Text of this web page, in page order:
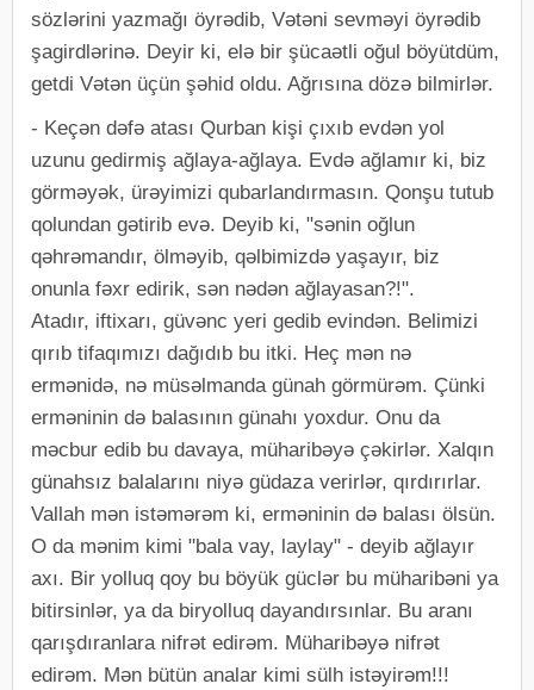
sözlərini yazmağı öyrədib, Vətəni sevməyi öyrədib
şagirdlərinə. Deyir ki, elə bir şücaətli oğul böyütdüm,
getdi Vətən üçün şəhid oldu. Ağrısına dözə bilmirlər.
- Keçən dəfə atası Qurban kişi çıxıb evdən yol
uzunu gedirmiş ağlaya-ağlaya. Evdə ağlamır ki, biz
görməyək, ürəyimizi qubarlandırmasın. Qonşu tutub
qolundan gətirib evə. Deyib ki, "sənin oğlun
qəhrəmandır, ölməyib, qəlbimizdə yaşayır, biz
onunla fəxr edirik, sən nədən ağlayasan?!".
Atadır, iftixarı, güvənc yeri gedib evindən. Belimizi
qırıb tifaqımızı dağıdıb bu itki. Heç mən nə
ermənidə, nə müsəlmanda günah görmürəm. Çünki
erməninin də balasının günahı yoxdur. Onu da
məcbur edib bu davaya, müharibəyə çəkirlər. Xalqın
günahsız balalarını niyə güdaza verirlər, qırdırırlar.
Vallah mən istəmərəm ki, erməninin də balası ölsün.
O da mənim kimi "bala vay, laylay" - deyib ağlayır
axı. Bir yolluq qoy bu böyük güclər bu müharibəni ya
bitirsinlər, ya da biryolluq dayandırsınlar. Bu aranı
qarışdıranlara nifrət edirəm. Müharibəyə nifrət
edirəm. Mən bütün analar kimi sülh istəyirəm!!!